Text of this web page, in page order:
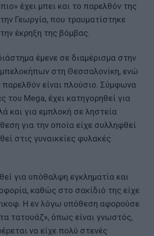
έχει μπει και το παρελθόν της
Γεωργία, που τραυματίστηκε
έκρηξη της βόμβας.
έμενε σε διαμέρισμα στην
στη Θεσσαλονίκη, ενώ
παρελθόν είναι πλούσιο. Σύμφωνα
του Mega, έχει κατηγορηθεί για
και για εμπλοκή σε ληστεία
για την οποία είχε συλληφθεί
στις γυναικείες φυλακές
για υπόθαλψη εγκληματία και
καθώς στο σακίδιό της είχε
Η εν λόγω υπόθεση αφορούσε
τατουάζ», όπως είναι γνωστός,
να είχε πολύ στενές